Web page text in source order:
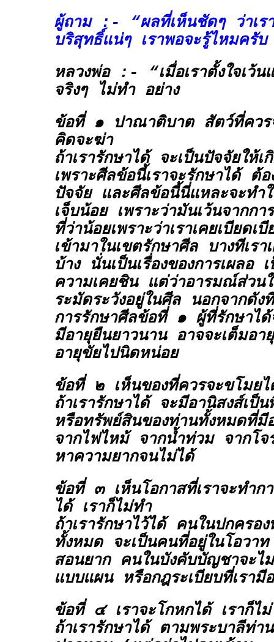
ผู้ถาม :- “ผลที่เห็นชัดๆ ว่าเร
บริสุทธิ์แน่ๆ เราพอจะรู้ไหมครั
หลวงพ่อ :- “เมื่อเราตั้งใจเว้น
จริงๆ ไม่ทำ อย่าง
ข้อที่ ๑ ปาณาติบาต สัตว์ที่ควร
คิดจะฆ่า
ถ้าเรารักษาได้ จะเป็นปัจจัยให้เ
เพราะศีลข้อนี้เราจะรักษาได้ ต้อ
ปัจจัย และศีลข้อนี้นี่แหละจะทำใ
เจ็บน้อย เพราะว่ามันเว้นจากกา
ที่ว่าน้อยเพราะว่าเราเคยเบียดเ
เข้ามาในเขตรักษาศีล บางทีเรา
บ้าง นั่นเป็นเรื่องของการเผลอ
ความเคยชิน แต่ว่าอารมณ์ส่วน
ระมัดระวังอยู่ในศีล นอกจากดัง
การรักษาศีลข้อที่ ๑ ผู้ที่รักษาได้
มีอายุยืนยาวนาน อาจจะเต็มอา
อายุขัยไปนิดหน่อย
ข้อที่ ๒ เห็นของที่ควรจะขโมยไ
ถ้าเรารักษาได้ จะมีอานิสงส์เป็
หรือทรัพย์สินของท่านทั้งหมดที่
จากไฟไหม้ จากน้ำท่วม จากโ
หาความยากจนไม่ได้
ข้อที่ ๓ เห็นโอกาสที่เราจะทำก
ได้ เราก็ไม่ทำ
ถ้าเรารักษาไว้ได้ คนในปกครอ
ทั้งหมด จะเป็นคนที่อยู่ในโอวา
สอนยาก คนในบังคับบัญชาจะไม่
แบบแผน หรือกฎระเบียบที่เรามี
ข้อที่ ๔ เราจะโกหกได้ เราก็ไ
ถ้าเรารักษาได้ ตามพระบาลีท่า